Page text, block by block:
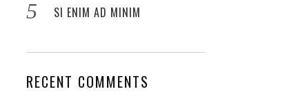
SI ENIM AD MINIM
RECENT COMMENTS